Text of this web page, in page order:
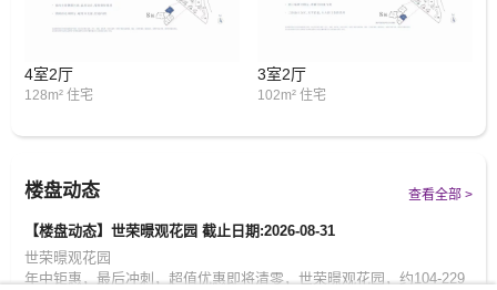
4室2厅
128m² 住宅
3室2厅
102m² 住宅
楼盘动态 查看全部 >
【楼盘动态】世荣暻观花园 截止日期:2026-08-31
世荣暻观花园
年中钜惠，最后冲刺，超值优惠即将清零，世荣暻观花园，约104-229